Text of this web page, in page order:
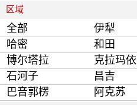
区域
全部 伊犁
哈密
和田
博尔塔拉
克拉玛依
石河子
昌吉
巴音郭楞
阿克苏